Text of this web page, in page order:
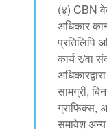
(४) CBN
अधिकार
प्रतिलिपि
कार्य र/वा
सामग्री,
ग्राफिक्स,
समावेश